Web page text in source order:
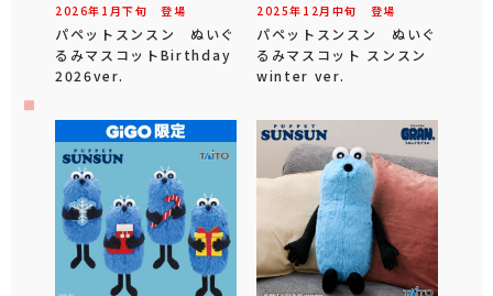
2026年 1 月下旬 登場
パペットスンスン ぬいぐ
るみマスコットBirthday
2026ver.
2025年 12 月 中旬 登場
パペットスンスン ぬいぐ
るみマスコット スンスン
winter ver.